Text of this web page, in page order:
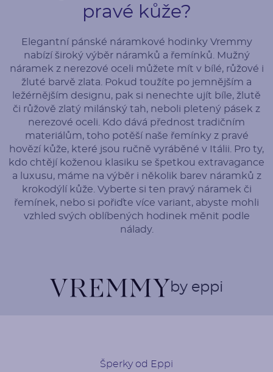
pravé kůže?
Elegantní pánské náramkové hodinky Vremmy
nabízí široký výběr náramků a řemínků. Mužný
náramek z nerezové oceli můžete mít v bílé, růžové i
žluté barvě zlata. Pokud toužíte po jemnějším a
ležérnějším designu, pak si nenechte ujít bíle, žlutě
či růžově zlatý milánský tah, neboli pletený pásek z
nerezové oceli. Kdo dává přednost tradičním
materiálům, toho potěší naše řemínky z pravé
hovězí kůže, které jsou ručně vyráběné v Itálii. Pro ty,
kdo chtějí koženou klasiku se špetkou extravagance
a luxusu, máme na výběr i několik barev náramků z
krokodýlí kůže. Vyberte si ten pravý náramek či
řemínek, nebo si pořiďte více variant, abyste mohli
vzhled svých oblíbených hodinek měnit podle
nálady.
by eppi
Šperky od Eppi